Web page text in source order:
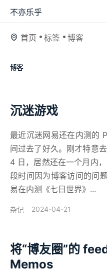
不亦乐乎
首页 标签 博客
博客
沉迷游戏
最近沉迷网易还在内测的
间过去了好久。刚才特意
4 日，居然还在一个月内
段时间因为博客访问的问
易在内测《七日世界》...
杂记 2024-04-21
将“博友圈”的
Memos